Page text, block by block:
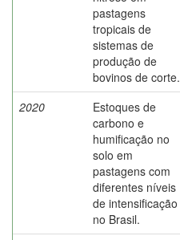
pastagens
tropicais de
sistemas de
produção de
bovinos de corte.
2020
Estoques de
carbono e
humificação no
solo em
pastagens com
diferentes níveis
de intensificação
no Brasil.